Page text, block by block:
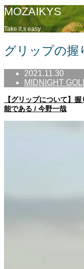
MOZAIKYS
Take it,s easy
グリップの握
2021.11.30
MIDNIGHT
【グリップについて】
能である / 今野一哉